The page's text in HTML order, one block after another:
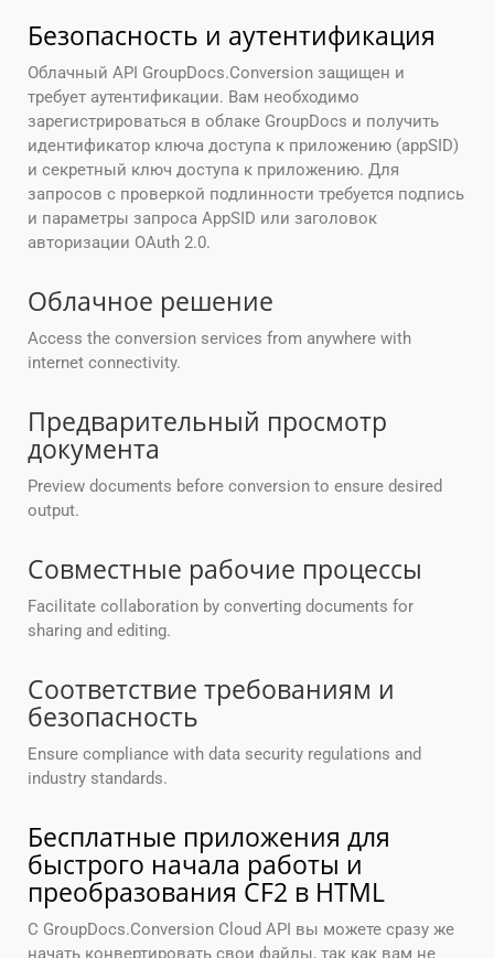
Безопасность и аутентификация
Облачный API GroupDocs.Conversion защищен и
требует аутентификации. Вам необходимо
зарегистрироваться в облаке GroupDocs и получить
идентификатор ключа доступа к приложению (appSID)
и секретный ключ доступа к приложению. Для
запросов с проверкой подлинности требуется подпись
и параметры запроса AppSID или заголовок
авторизации OAuth 2.0.
Облачное решение
Access the conversion services from anywhere with
internet connectivity.
Предварительный просмотр
документа
Preview documents before conversion to ensure desired
output.
Совместные рабочие процессы
Facilitate collaboration by converting documents for
sharing and editing.
Соответствие требованиям и
безопасность
Ensure compliance with data security regulations and
industry standards.
Бесплатные приложения для
быстрого начала работы и
преобразования CF2 в HTML
С GroupDocs.Conversion Cloud API вы можете сразу же
начать конвертировать свои файлы, так как вам не